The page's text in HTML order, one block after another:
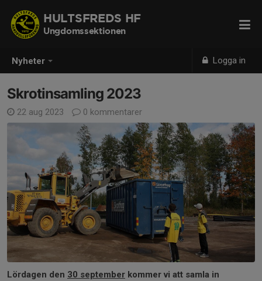
Nyheter Logga in
HULTSFREDS HF
Ungdomssektionen
Skrotinsamling 2023
22 aug 2023 0 kommentarer
Lördagen den 30 september kommer vi att samla in